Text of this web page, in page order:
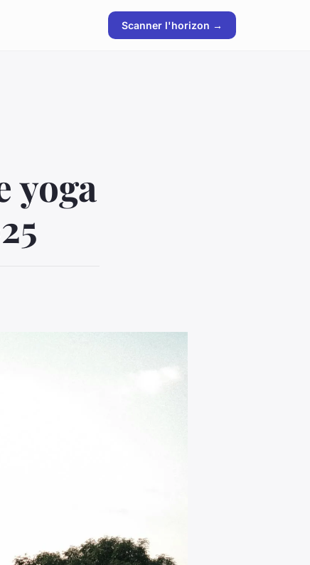
Scanner l'horizon →
yoga